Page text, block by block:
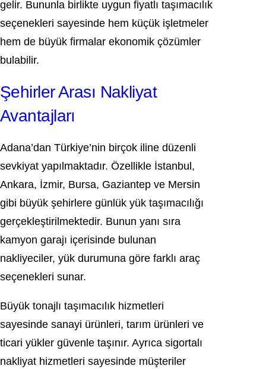
gelir. Bununla birlikte uygun fiyatlı taşımacılık
seçenekleri sayesinde hem küçük işletmeler
hem de büyük firmalar ekonomik çözümler
bulabilir.
Şehirler Arası Nakliyat
Avantajları
Adana’dan Türkiye’nin birçok iline düzenli
sevkiyat yapılmaktadır. Özellikle İstanbul,
Ankara, İzmir, Bursa, Gaziantep ve Mersin
gibi büyük şehirlere günlük yük taşımacılığı
gerçekleştirilmektedir. Bunun yanı sıra
kamyon garajı içerisinde bulunan
nakliyeciler, yük durumuna göre farklı araç
seçenekleri sunar.
Büyük tonajlı taşımacılık hizmetleri
sayesinde sanayi ürünleri, tarım ürünleri ve
ticari yükler güvenle taşınır. Ayrıca sigortalı
nakliyat hizmetleri sayesinde müşteriler